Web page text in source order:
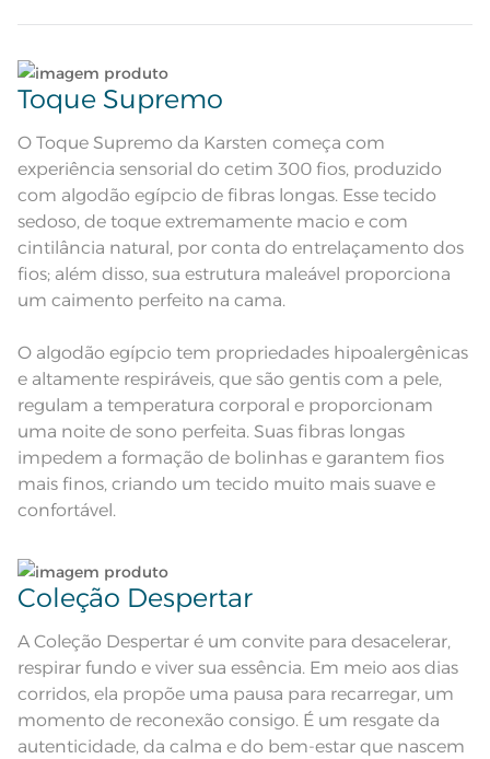
Quantidade de Peças
elástico estampado; Fronha
dimensionada com 3 abas de 7cm
Descrição Visual
Base branca com desenho em um
bege sutil de folhagens no lençol
de elástico e sobrelençol e fronha
com estampa de flores
dimensionadas que são diferentes
entre as fronhas e a vira do
Composição 100% Algodão
Tamanho Casal
Cor Branco
Itens Inclusos
1 Lençol de Elástico; 1 Sobrelençol; 2
Fronhas
Medida
Lençol com Elástico 1,40m x 1,90m
Acabamento
Instruções de Lavagem
Lavação a 60ºC; Proibido alvejar;
temperatura maxima de 60ºC;
Ferro de passar com temperatura
maxima de 150ºC; Proibido lavar a
Observações
Pode haver pequena variação de
cor, de acordo com a configuração
e modelo do monitor ou do
aparelho celular. Consultar a cor
Lave tipos de tecidos distintos separadamente;
Não lave cores claras e cores escuras no mesmo
ciclo;
Lave as peças no ciclo leve, suave ou delicado de
sua lavadora;
Enxágue as peças com bastante água;
Utilize a quantidade mínima de amaciante e sabão;
Leia atentamente as instruções na etiqueta.
Toque Supremo
O Toque Supremo da Karsten começa com
experiência sensorial do cetim 300 fios, produzido
com algodão egípcio de fibras longas. Esse tecido
sedoso, de toque extremamente macio e com
cintilância natural, por conta do entrelaçamento dos
fios; além disso, sua estrutura maleável proporciona
um caimento perfeito na cama.
O algodão egípcio tem propriedades hipoalergênicas
e altamente respiráveis, que são gentis com a pele,
regulam a temperatura corporal e proporcionam
uma noite de sono perfeita. Suas fibras longas
impedem a formação de bolinhas e garantem fios
mais finos, criando um tecido muito mais suave e
confortável.
Coleção Despertar
A Coleção Despertar é um convite para desacelerar,
respirar fundo e viver sua essência. Em meio aos dias
corridos, ela propõe uma pausa para recarregar, um
momento de reconexão consigo. É um resgate da
autenticidade, da calma e do bem-estar que nascem